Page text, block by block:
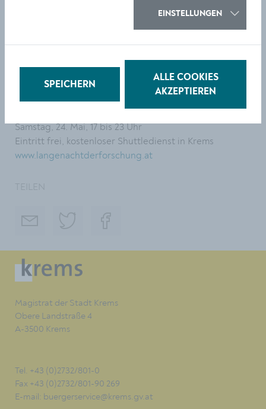
Aufgaben in einem Live Escape Room zu meistern.
Zusätzlich wartet am Campus Krems die
Feuerwehrjugend mit Spaß, Technik und jede Menge
Lange Nacht der Forschung
Samstag, 24. Mai, 17 bis 23 Uhr
Eintritt frei, kostenloser Shuttledienst in Krems
www.langenachtderforschung.at
Magistrat der Stadt Krems
Obere Landstraße 4
A-3500 Krems
Tel. +43 (0)2732/801-0
Fax +43 (0)2732/801-90 269
E-mail: buergerservice@krems.gv.at
EINSTELLUNGEN
SPEICHERN
ALLE COOKIES
AKZEPTIEREN